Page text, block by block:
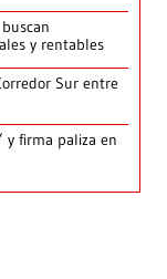
y rentables
Sur entre
y firma paliza en